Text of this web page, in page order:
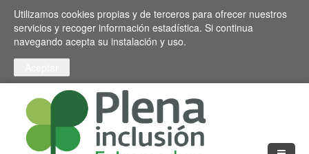
Pasar al contenido principal
Toggle high contrast
Utilizamos cookies propias y de terceros para ofrecer nuestros
servicios y recoger información estadística. Si continua
navegando acepta su instalación y uso.